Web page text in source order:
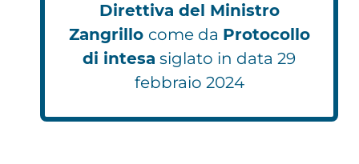
Direttiva del Ministro
Zangrillo come da Protocollo
di intesa siglato in data 29
febbraio 2024